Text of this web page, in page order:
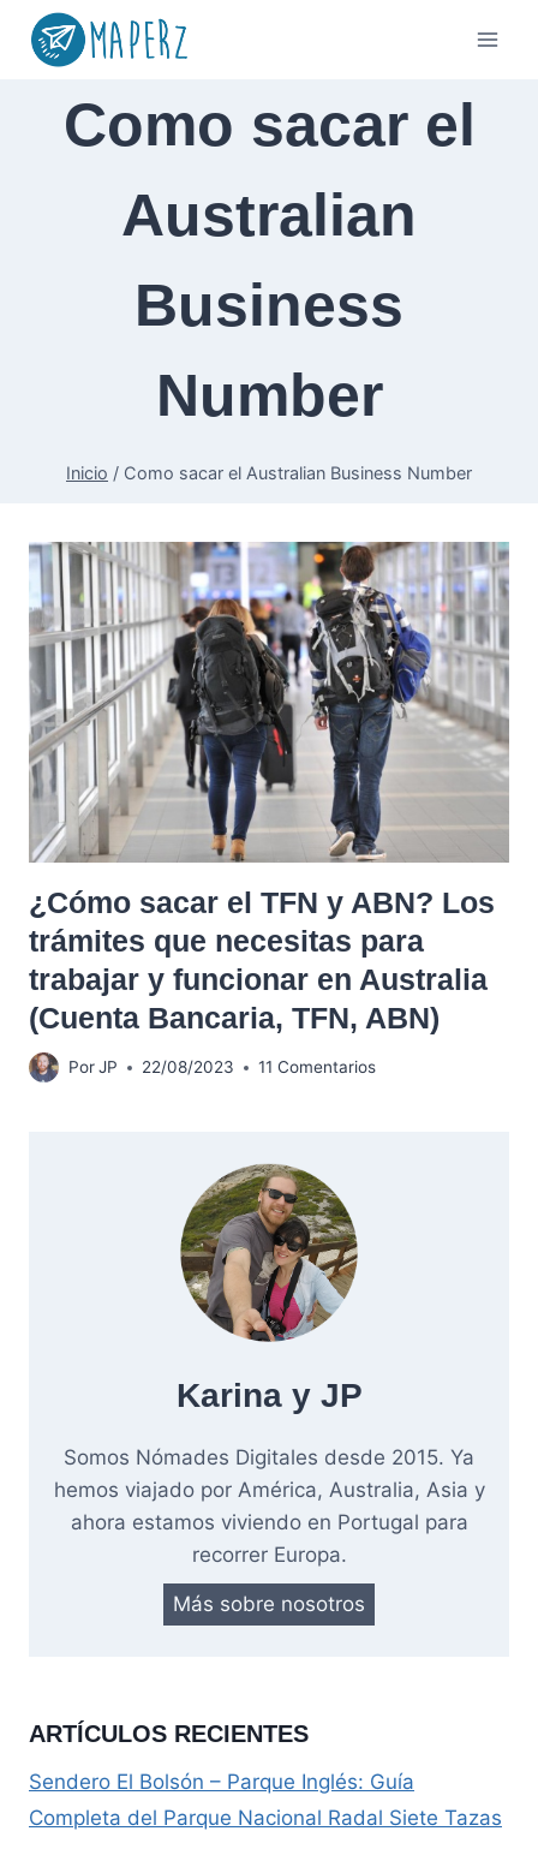
Saltar
Como sacar el
Australian
Business
Number
Inicio / Como sacar el Australian Business Number
¿Cómo sacar el TFN y ABN? Los
trámites que necesitas para
trabajar y funcionar en Australia
(Cuenta Bancaria, TFN, ABN)
PorJP 22/08/2023 11 Comentarios
Karina y JP
Somos Nómades Digitales desde 2015. Ya
hemos viajado por América, Australia, Asia y
ahora estamos viviendo en Portugal para
recorrer Europa.
Más sobre nosotros
ARTÍCULOS RECIENTES
Sendero El Bolsón – Parque Inglés: Guía
Completa del Parque Nacional Radal Siete Tazas